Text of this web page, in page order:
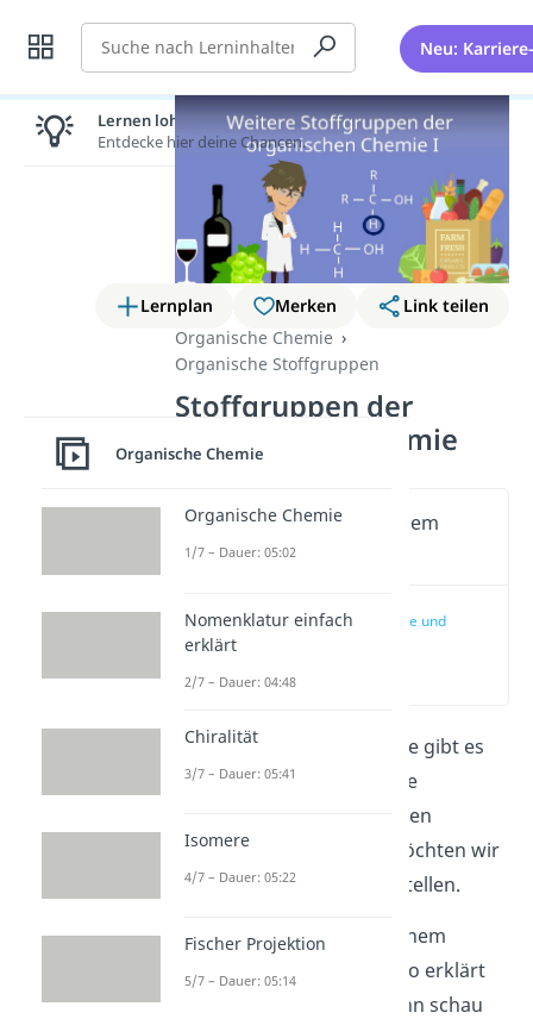
Suche Neu:
Lernplan Merken
Link teilen
Organische Chemie
Organische Stoffgruppen
Stoffgruppen der
organischen Chemie
Wichtige Inhalte in diesem
Video
Alkane, Alkene und
In der organischen Chemie gibt es
mehrere Stoffgruppen, die
unterschiedliche Reaktionen
eingehen können. Hier möchten wir
dir die bekanntesten vorstellen.
Wenn du diese lieber in einem
zusammengefassten Video erklärt
bekommen möchtest, dann schau
Lernen lohnt sich!
Entdecke hier deine Chancen.
Organische Chemie
Organische Chemie
1/7 – Dauer: 05:02
Nomenklatur einfach
erklärt
2/7 – Dauer: 04:48
Chiralität
3/7 – Dauer: 05:41
Isomere
4/7 – Dauer: 05:22
Fischer Projektion
5/7 – Dauer: 05:14